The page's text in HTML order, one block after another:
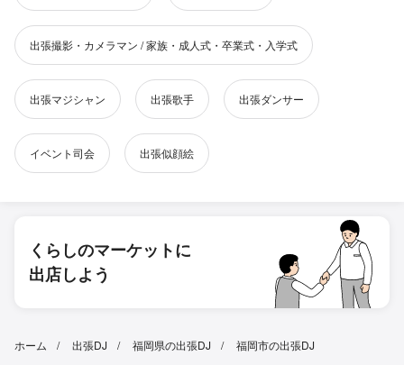
出張撮影・カメラマン / 家族・成人式・卒業式・入学式
出張マジシャン 出張歌手 出張ダンサー
イベント司会 出張似顔絵
くらしのマーケットに
出店しよう
ホーム 出張DJ 福岡県の出張DJ 福岡市の出張DJ